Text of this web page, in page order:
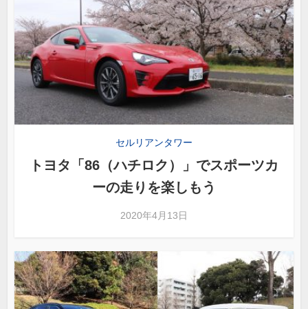
セルリアンタワー
トヨタ「86（ハチロク）」でスポーツカ
ーの走りを楽しもう
2020年4月13日